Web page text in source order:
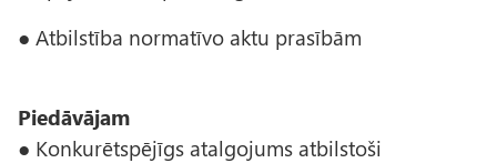
● Atbilstība normatīvo aktu prasībām
Piedāvājam
● Konkurētspējīgs atalgojums atbilstoši